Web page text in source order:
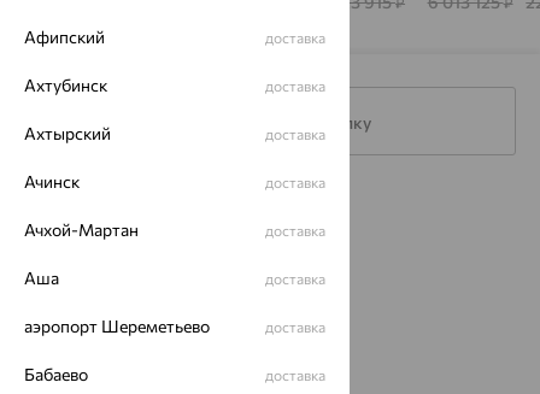
Подписаться на рассылку
Покупателям
О нас
Афипский доставка
Ахтубинск доставка
Ахтырский доставка
Ачинск доставка
Ачхой-Мартан доставка
Аша доставка
аэропорт Шереметьево доставка
Бабаево доставка